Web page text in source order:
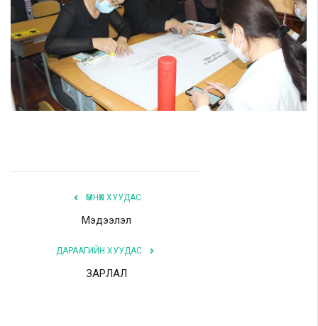
ӨМНӨХ ХУУДАС
Мэдээлэл
ДАРААГИЙН ХУУДАС
ЗАРЛАЛ